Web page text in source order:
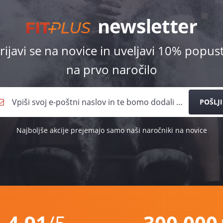
se na novice in uveljavi 10%
na prvo naročilo
POŠLJI
Najboljše akcije prejemajo samo naši naročniki na novice